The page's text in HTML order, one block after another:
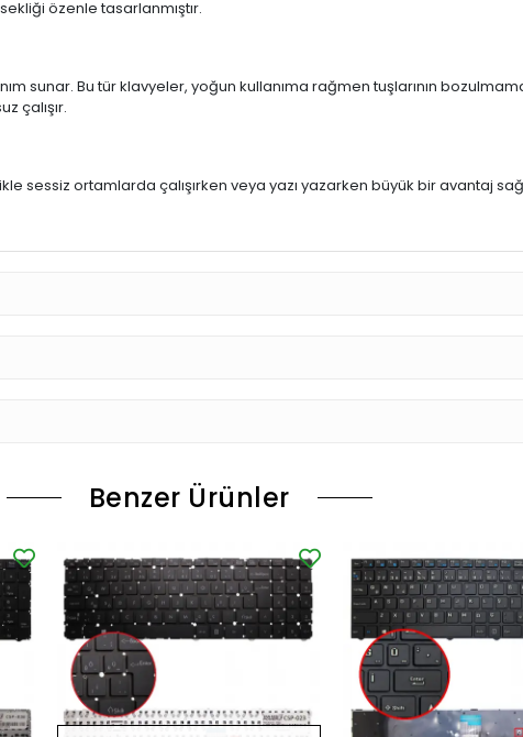
özenle tasarlanmıştır.
sunar. Bu tür klavyeler, yoğun kullanıma rağmen tuşlarının
çalışır.
sessiz ortamlarda çalışırken veya yazı yazarken büyük bir avantaj
Benzer Ürünler